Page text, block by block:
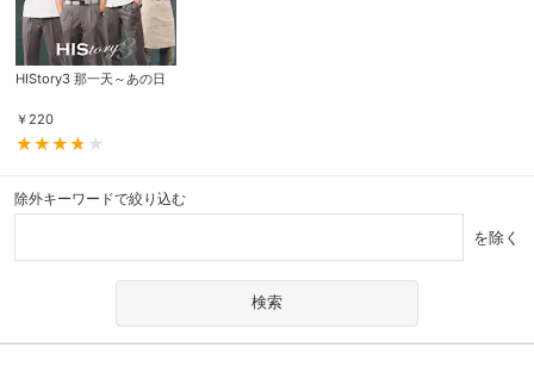
HIStory3 那一天～あの日
￥ 220
除外キーワードで絞り込む
を除く